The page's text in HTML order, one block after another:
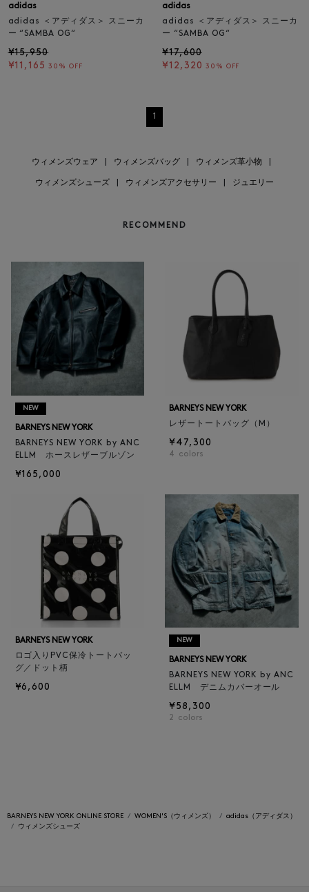
adidas
adidas ＜アディダス＞ スニーカ
ー “SAMBA OG“
¥15,950
¥11,165 30% OFF
adidas
adidas ＜アディダス＞ スニーカ
ー “SAMBA OG“
¥17,600
¥12,320 30% OFF
1
ウィメンズウェア ウィメンズバッグ ウィメンズ革小物
ウィメンズシューズ ウィメンズアクセサリー ジュエリー
RECOMMEND
NEW
BARNEYS NEW YORK
BARNEYS NEW YORK by ANC
ELLM ホースレザーブルゾン
¥165,000
BARNEYS NEW YORK
レザートートバッグ（M）
¥47,300
4 colors
BARNEYS NEW YORK
ロゴ入りPVC保冷トートバッ
グ／ドット柄
¥6,600
NEW
BARNEYS NEW YORK
BARNEYS NEW YORK by ANC
ELLM デニムカバーオール
¥58,300
2 colors
BARNEYS NEW YORK ONLINE STORE WOMEN'S（ウィメンズ）
adidas（アディダス）
ウィメンズシューズ